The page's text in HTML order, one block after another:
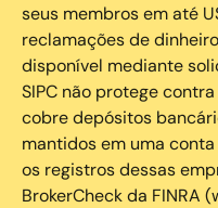
seus membros em até
reclamações de
disponível mediante
SIPC não protege
cobre depósitos
mantidos em uma
os registros dessas
BrokerCheck da FINRA